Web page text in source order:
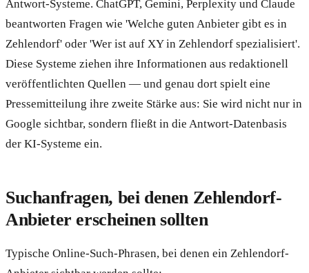
Antwort-Systeme. ChatGPT, Gemini, Perplexity und Claude
beantworten Fragen wie 'Welche guten Anbieter gibt es in
Zehlendorf' oder 'Wer ist auf XY in Zehlendorf spezialisiert'.
Diese Systeme ziehen ihre Informationen aus redaktionell
veröffentlichten Quellen — und genau dort spielt eine
Pressemitteilung ihre zweite Stärke aus: Sie wird nicht nur in
Google sichtbar, sondern fließt in die Antwort-Datenbasis
der KI-Systeme ein.
Suchanfragen, bei denen Zehlendorf-
Anbieter erscheinen sollten
Typische Online-Such-Phrasen, bei denen ein Zehlendorf-